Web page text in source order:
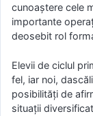
cunoaștere cele
importante
deosebit rol
Elevii de ciclul
fel, iar noi,
posibilități de
situații